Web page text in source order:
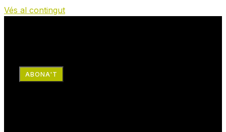
Vés al contingut
ABONA'T